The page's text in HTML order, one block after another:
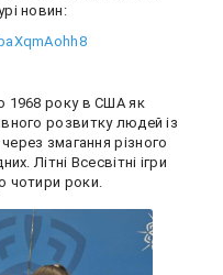
новин:
1968 року в США як
розвитку людей із
змагання різного
Літні Всесвітні ігри
чотири роки.